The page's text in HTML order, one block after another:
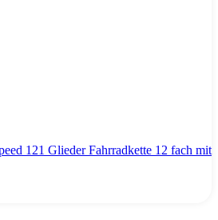
121 Glieder Fahrradkette 12 fach mit